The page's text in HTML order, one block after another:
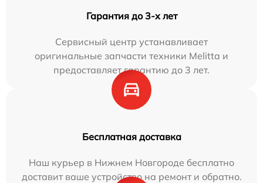
Гарантия до 3-х лет
Сервисный центр устанавливает
оригинальные запчасти техники Melitta и
предоставляет гарантию до 3 лет.
Бесплатная доставка
Наш курьер в Нижнем Новгороде бесплатно
доставит ваше устройство на ремонт и обратно.